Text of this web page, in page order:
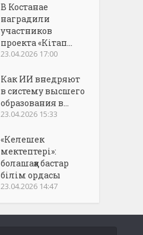
В Костанае
наградили
участников
проекта «Кітап...
23.04.2026 17:00
Как ИИ внедряют
в систему высшего
образования в...
23.04.2026 15:33
«Келешек
мектептері»:
болашаққа бастар
білім ордасы
23.04.2026 14:47